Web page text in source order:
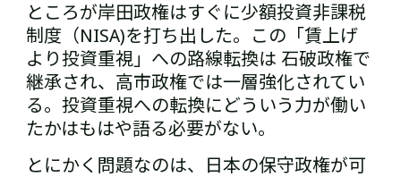
ところが岸田政権はすぐに少額投資非課税
制度（NISA)を打ち出した。この「賃上げ
より投資重視」への路線転換は 石破政権で
継承され、高市政権では一層強化されてい
る。投資重視への転換にどういう力が働い
たかはもはや語る必要がない。
とにかく問題なのは、日本の保守政権が可